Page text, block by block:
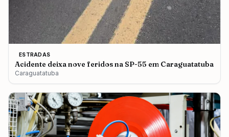
ESTRADAS
Acidente deixa nove feridos na SP-55 em Caraguatatuba
Caraguatatuba